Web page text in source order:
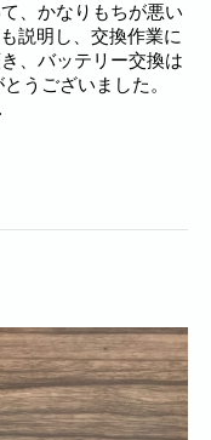
、かなりもちが悪い
説明し、交換作業に
、バッテリー交換は
うございました。